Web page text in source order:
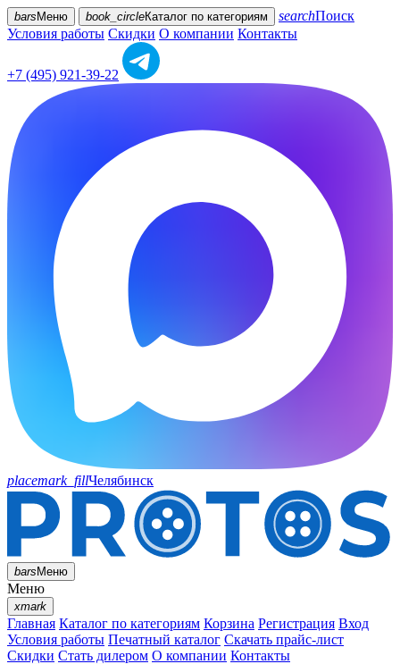
bars Меню book_circleКаталог по категориям searchПоиск
Условия работы Скидки О компании Контакты
+7 (495) 921-39-22
placemark_fillЧелябинск
barsМеню
Меню
xmark
Главная Каталог по категориям Корзина Регистрация Вход
Условия работы Печатный каталог Скачать прайс-лист
Скидки Стать дилером О компании Контакты